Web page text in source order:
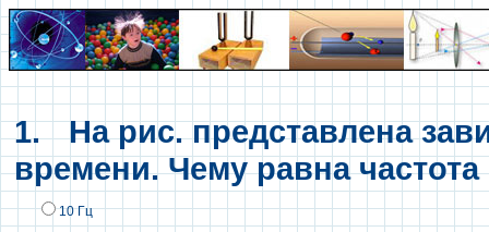
1. На рис. представлена
времени. Чему равна
10 Гц